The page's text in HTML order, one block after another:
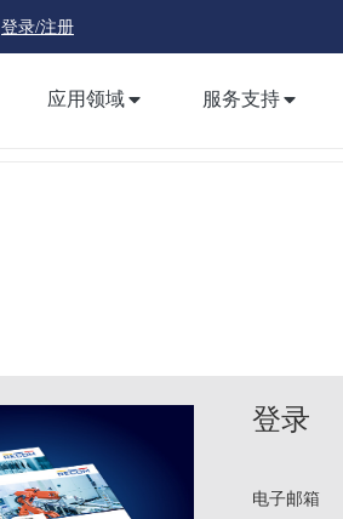
登录/注册
应用领域 服务支持
登录
电子邮箱